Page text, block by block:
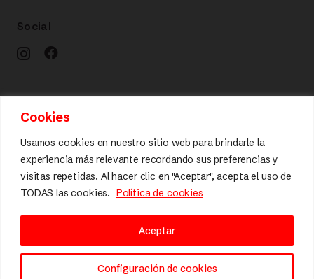
Cookies
Usamos cookies en nuestro sitio web para brindarle la
experiencia más relevante recordando sus preferencias y
visitas repetidas. Al hacer clic en "Aceptar", acepta el uso de
TODAS las cookies. Política de cookies
Configuración de cookies
Aceptar
Social